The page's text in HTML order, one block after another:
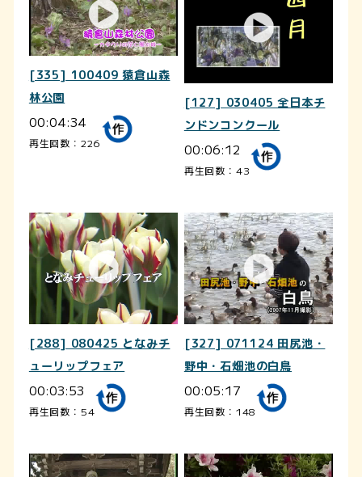
[335] 100409 猿倉山森
林公園
00:04:34
再生回数：226
[127] 030405 全日本チ
ンドンコンクール
00:06:12
再生回数：43
[288] 080425 となみチ
ューリップフェア
00:03:53
再生回数：54
[327] 071124 田尻池・
野中・石畑池の白鳥
00:05:17
再生回数：148